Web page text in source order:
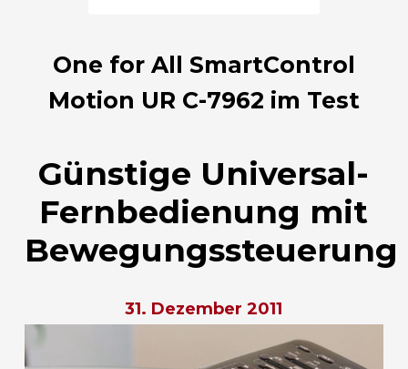
One for All SmartControl
Motion UR C-7962 im Test
Günstige Universal-
Fernbedienung mit
Bewegungssteuerung
31. Dezember 2011